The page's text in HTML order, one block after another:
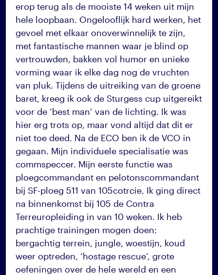
erop terug als de mooiste 14 weken uit mijn
hele loopbaan. Ongelooflijk hard werken, het
gevoel met elkaar onoverwinnelijk te zijn,
met fantastische mannen waar je blind op
vertrouwden, bakken vol humor en unieke
vorming waar ik elke dag nog de vruchten
van pluk. Tijdens de uitreiking van de groene
baret, kreeg ik ook de Sturgess cup uitgereikt
voor de ‘best man’ van de lichting. Ik was
hier erg trots op, maar vond altijd dat dit er
niet toe deed. Na de ECO ben ik de VCO in
gegaan. Mijn individuele specialisatie was
commspeccer. Mijn eerste functie was
ploegcommandant en pelotonscommandant
bij SF-ploeg 511 van 105cotrcie. Ik ging direct
na binnenkomst bij 105 de Contra
Terreuropleiding in van 10 weken. Ik heb
prachtige trainingen mogen doen:
bergachtig terrein, jungle, woestijn, koud
weer optreden, ‘hostage rescue’, grote
oefeningen over de hele wereld en een